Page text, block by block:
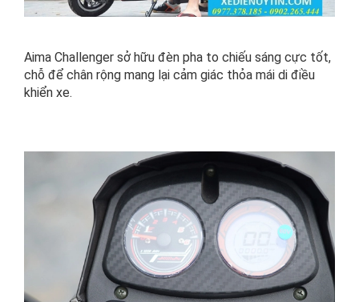
Aima Challenger sở hữu đèn pha to chiếu sáng cực tốt,
chỗ để chân rộng mang lại cảm giác thỏa mái di điều
khiển xe.